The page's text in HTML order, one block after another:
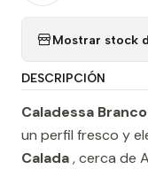
Mostrar stock
DESCRIPCIÓN
Caladessa
un perfil fresco y
Calada, cerca de